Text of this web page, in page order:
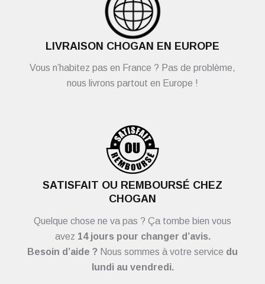
LIVRAISON CHOGAN EN EUROPE
Vous n’habitez pas en France ? Pas de problème,
nous livrons partout en Europe !
SATISFAIT OU REMBOURSÉ CHEZ
CHOGAN
Quelque chose ne va pas ? Ça tombe bien vous
avez 14 jours pour changer d’avis.
Besoin d’aide ? Nous sommes à votre service du
lundi au vendredi.